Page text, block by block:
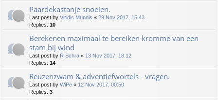
Paardekastanje snoeien.
Last post by Viridis Mundis « 29 Nov 2017, 15:43
Replies: 10
Berekenen maximaal te bereiken kromme van een
stam bij wind
Last post by R Schra « 13 Nov 2017, 18:12
Replies: 14
Reuzenzwam & adventiefwortels - vragen.
Last post by WiPe « 12 Nov 2017, 00:50
Replies: 3